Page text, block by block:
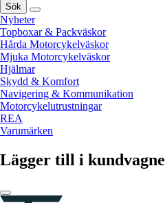
Sök
Nyheter
Topboxar & Packväskor
Hårda Motorcykelväskor
Mjuka Motorcykelväskor
Hjälmar
Skydd & Komfort
Navigering & Kommunikation
Motorcykelutrustningar
REA
Varumärken
Lägger till i